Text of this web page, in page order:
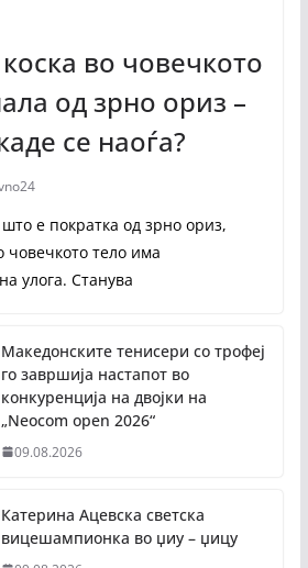
во човечкото
од зрно ориз –
се наоѓа?
е пократка од зрно ориз,
човечкото тело има
улога. Станува
Македонските тенисери со трофеј
го завршија настапот во
конкуренција на двојки на
„Neocom open 2026“
09.08.2026
Катерина Ацевска светска
вицешампионка во џиу – џицу